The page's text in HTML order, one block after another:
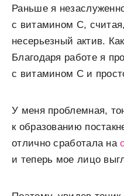
Раньше я
с витамином C,
несерьезный актив.
Благодаря работе я
с витамином C и
У меня проблемная,
к образованию
отлично сработала на
и теперь мое лицо